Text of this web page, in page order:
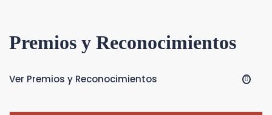
Premios y Reconocimientos
Ver Premios y Reconocimientos